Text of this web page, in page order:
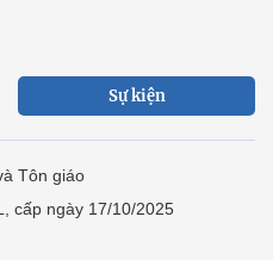
Sự kiện
Tôn giáo
cấp ngày 17/10/2025